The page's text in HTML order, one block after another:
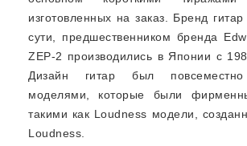
изготовленных на заказ. Бренд
сути, предшественником бренда
ZEP-2 производились в Японии с
Дизайн гитар был повсеместно
моделями, которые были
такими как Loudness модели,
Loudness.